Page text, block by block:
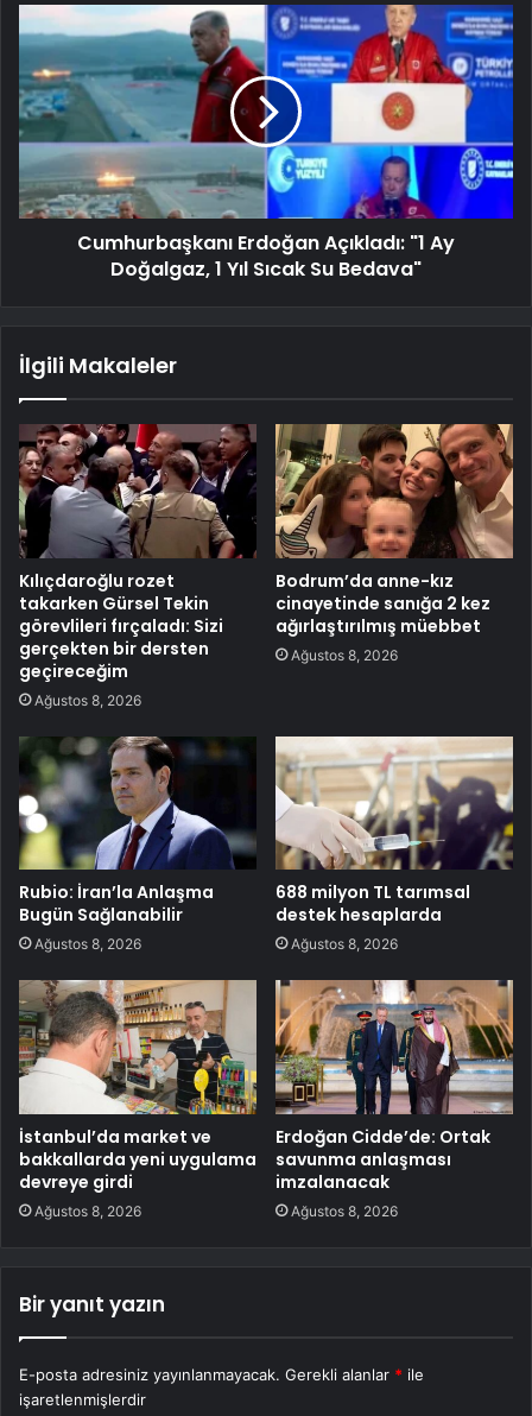
Cumhurbaşkanı Erdoğan Açıkladı: "1 Ay
Doğalgaz, 1 Yıl Sıcak Su Bedava"
İlgili Makaleler
Kılıçdaroğlu rozet
takarken Gürsel Tekin
görevlileri fırçaladı: Sizi
gerçekten bir dersten
geçireceğim
Ağustos 8, 2026
Bodrum’da anne-kız
cinayetinde sanığa 2 kez
ağırlaştırılmış müebbet
Ağustos 8, 2026
Rubio: İran’la Anlaşma
Bugün Sağlanabilir
Ağustos 8, 2026
688 milyon TL tarımsal
destek hesaplarda
Ağustos 8, 2026
İstanbul’da market ve
bakkallarda yeni uygulama
devreye girdi
Ağustos 8, 2026
Erdoğan Cidde’de: Ortak
savunma anlaşması
imzalanacak
Ağustos 8, 2026
Bir yanıt yazın
E-posta adresiniz yayınlanmayacak. Gerekli alanlar * ile
işaretlenmişlerdir